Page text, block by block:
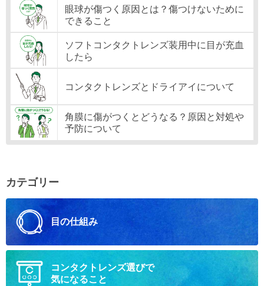
眼球が傷つく原因とは？傷つけないために
できること
ソフトコンタクトレンズ装用中に目が充血
したら
コンタクトレンズとドライアイについて
角膜に傷がつくとどうなる？原因と対処や
予防について
カテゴリー
目の仕組み
コンタクトレンズ選びで
気になること